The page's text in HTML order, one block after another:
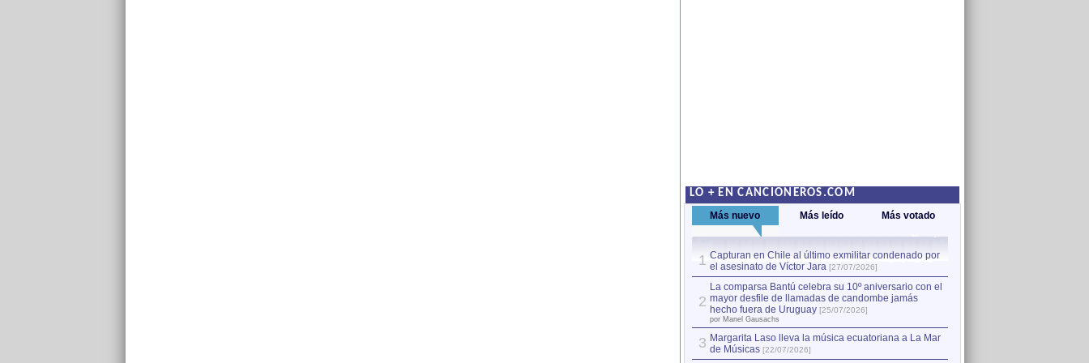
LO + EN CANCIONEROS.COM
Más nuevo Más leído Más votado
1 Capturan en Chile al último exmilitar condenado por
el asesinato de Víctor Jara [27/07/2026]
2
La comparsa Bantú celebra su 10º aniversario con el
mayor desfile de llamadas de candombe jamás
hecho fuera de Uruguay [25/07/2026]
por Manel Gausachs
3 Margarita Laso lleva la música ecuatoriana a La Mar
de Músicas [22/07/2026]